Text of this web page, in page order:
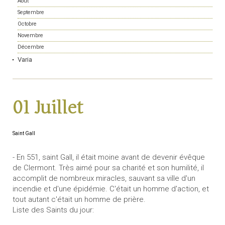
Septembre
Octobre
Novembre
Décembre
Varia
01 Juillet
Saint Gall
- En 551, saint Gall, il était moine avant de devenir évêque
de Clermont. Très aimé pour sa charité et son humilité, il
accomplit de nombreux miracles, sauvant sa ville d'un
incendie et d'une épidémie. C'était un homme d'action, et
tout autant c'était un homme de prière.
Liste des Saints du jour: